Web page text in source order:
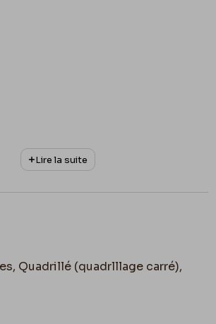
Lire la suite
Quadrillé (quadrlllage carré),